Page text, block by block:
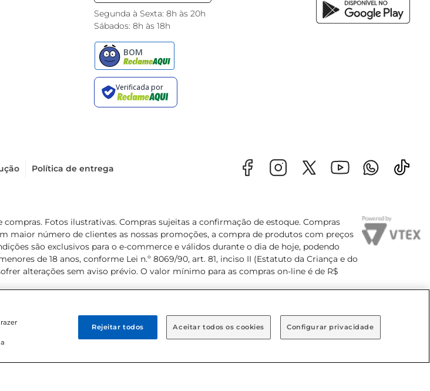
Segunda à Sexta: 8h às 20h
Sábados: 8h às 18h
Política de entrega
Fotos ilustrativas. Compras sujeitas a confirmação de estoque. Compras
maior número de clientes as nossas promoções, a compra de produtos com preços
são exclusivos para o e-commerce e válidos durante o dia de hoje, podendo
de 18 anos, conforme Lei n.º 8069/90, art. 81, inciso II (Estatuto da Criança e do
alterações sem aviso prévio. O valor mínimo para as compras on-line é de R$
Configurar privacidade
Rejeitar todos Aceitar todos os cookies